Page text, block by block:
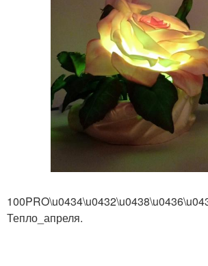
Тепло_апреля.